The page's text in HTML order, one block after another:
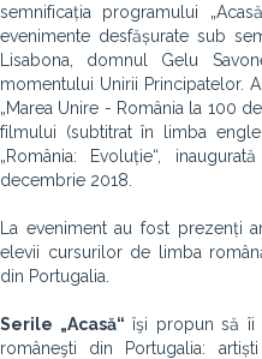
semnificația programului
evenimente desfășurate sub
Lisabona, domnul Gelu
momentului Unirii Principatelor.
„Marea Unire - România la 100
filmului (subtitrat în limba
„România: Evoluție“,
decembrie 2018.
La eveniment au fost prezenți
elevii cursurilor de limba
din Portugalia.
Serile „Acasă“ îşi propun să îi
româneşti din Portugalia: